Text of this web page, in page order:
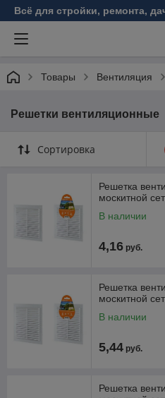
Всё для стройки, ремонта,
Товары Вентиляция
Решетки вентиляционные
Сортировка
Решетка
москитной
В наличии
4,16 руб.
Решетка
москитной
В наличии
5,44 руб.
Решетка